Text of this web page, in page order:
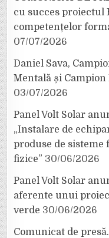
cu succes proiectul
competențelor
07/07/2026
Daniel Sava,
Mentală și Campion
03/07/2026
Panel Volt Solar
„Instalare de
produse de sisteme
fizice” 30/06/2026
Panel Volt Solar
aferente unui
verde 30/06/2026
Comunicat de